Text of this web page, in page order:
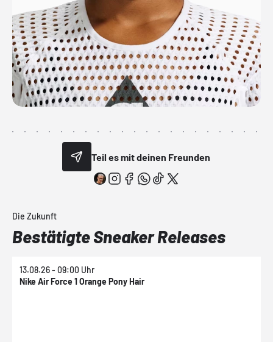
Teil es mit deinen Freunden
Die Zukunft
Bestätigte Sneaker Releases
13.08.26 - 09:00 Uhr
Nike Air Force 1 Orange Pony Hair